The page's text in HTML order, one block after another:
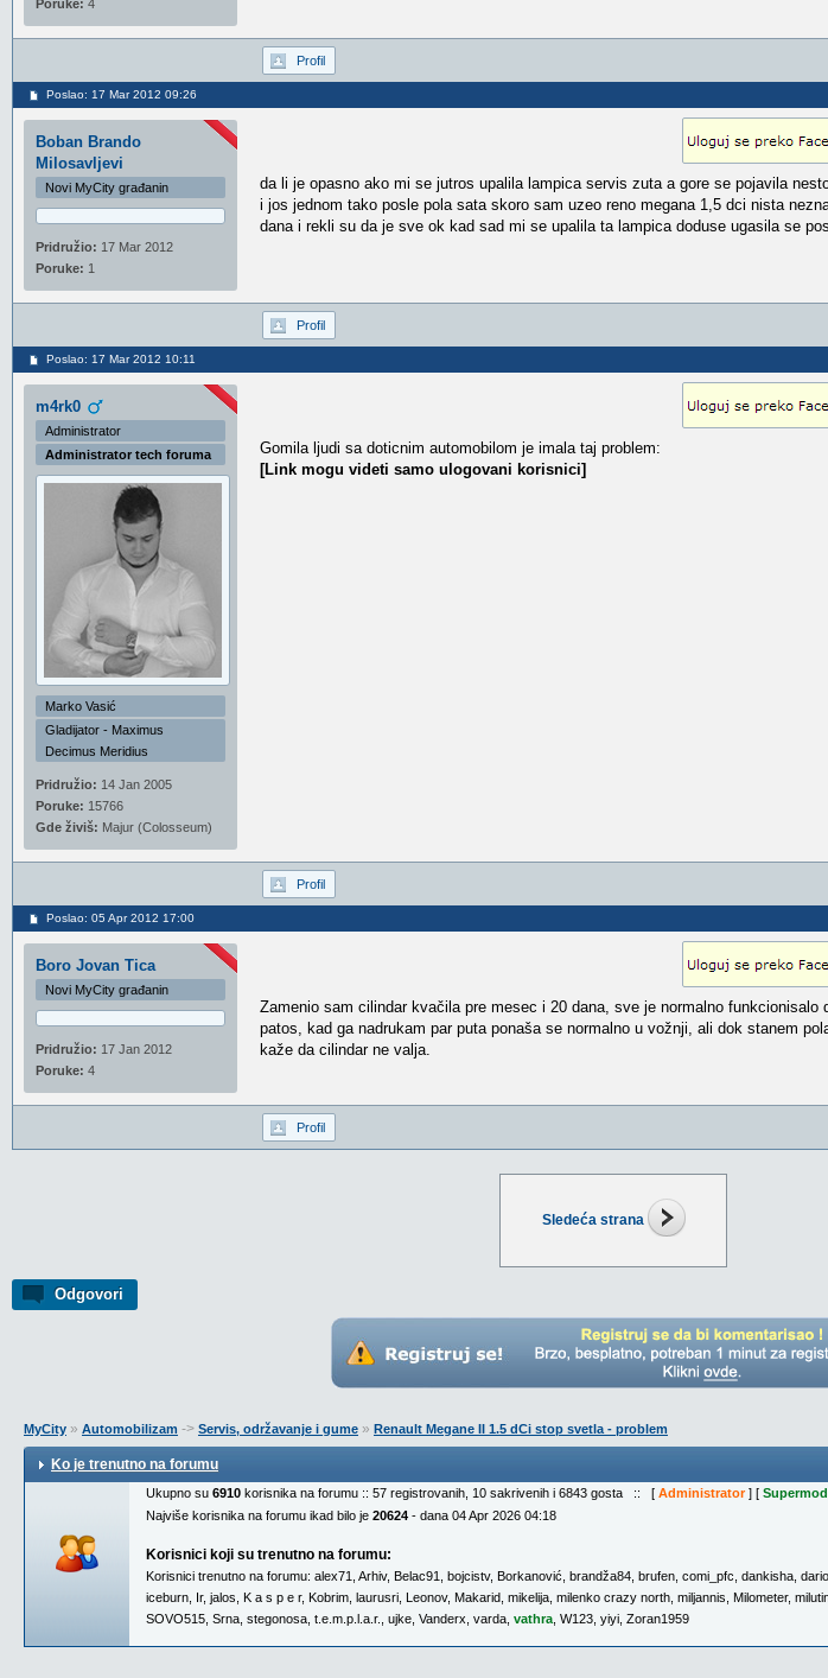
Sledeća strana
Odgovori
Poruke: 4
Profil
Poslao: 17 Mar 2012 09:26
Boban Brando
Milosavljevi
Novi MyCity građanin
Pridružio: 17 Mar 2012
Poruke: 1
da li je opasno ako mi se jutros upalila lampica servis zuta a gore se pojavila
i jos jednom tako posle pola sata skoro sam uzeo reno megana 1,5 dci nista
dana i rekli su da je sve ok kad sad mi se upalila ta lampica doduse ugasila se
Profil
Poslao: 17 Mar 2012 10:11
m4rk0
Administrator
Administrator tech foruma
Marko Vasić
Gladijator - Maximus
Decimus Meridius
Pridružio: 14 Jan 2005
Poruke: 15766
Gde živiš: Majur (Colosseum)
Gomila ljudi sa doticnim automobilom je imala taj problem:
[Link mogu videti samo ulogovani korisnici]
Profil
Poslao: 05 Apr 2012 17:00
Boro Jovan Tica
Novi MyCity građanin
Pridružio: 17 Jan 2012
Poruke: 4
Zamenio sam cilindar kvačila pre mesec i 20 dana, sve je normalno
patos, kad ga nadrukam par puta ponaša se normalno u vožnji, ali dok stanem
kaže da cilindar ne valja.
Profil
MyCity » Automobilizam -> Servis, održavanje i gume » Renault Megane II 1.5 dCi stop svetla - problem
Ko je trenutno na forumu
Ukupno su 6910 korisnika na forumu :: 57 registrovanih, 10 sakrivenih i 6843 gosta :: [ Administrator] [
Najviše korisnika na forumu ikad bilo je 20624 - dana 04 Apr 2026 04:18
Korisnici koji su trenutno na forumu:
Korisnici trenutno na forumu: alex71 Arhiv, Belac91 bojcistv, Borkanović brandža84 brufen comi_pfc dankisha
iceburn Ir, jalos K a s p e r, Kobrim laurusri Leonov, Makarid mikelija milenko crazy north miljannis Milometer,
SOVO515 Srna stegonosa t.e.m.p.l.a.r. ujke Vanderx varda vathra W123 yiyi Zoran1959